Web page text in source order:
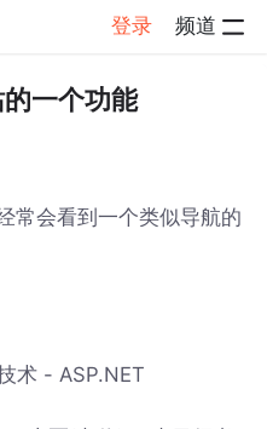
登录 频道
情
一个功能
常会看到一个类似导航的
术 - ASP.NET